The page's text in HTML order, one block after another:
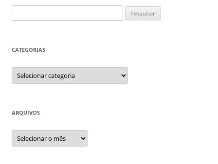
por:
CATEGORIAS
Categorias
ARQUIVOS
Arquivos